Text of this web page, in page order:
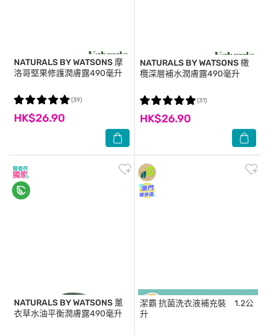
NATURALS BY WATSONS 摩
洛哥堅果修護潤膚露490毫升
HK$26.90
(39)
NATURALS BY WATSONS橄
欖深層補水潤膚露490毫升
HK$26.90
(31)
NATURALS BY WATSONS薰
衣草水油平衡潤膚露490毫升
潔霸 抗菌洗衣液補充裝 1.2公
升